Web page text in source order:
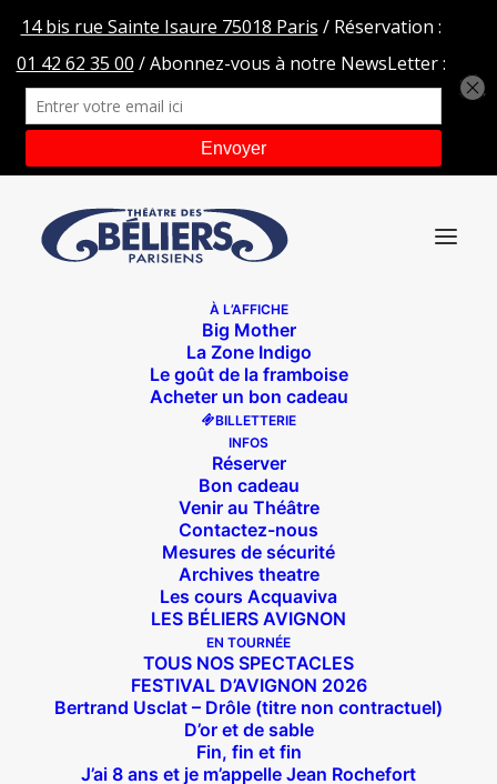
À L’AFFICHE
Big Mother
La Zone Indigo
Le goût de la framboise
Acheter un bon cadeau
BILLETTERIE
INFOS
Réserver
Bon cadeau
Venir au Théâtre
Contactez-nous
Mesures de sécurité
Archives theatre
Les cours Acquaviva
LES BÉLIERS AVIGNON
EN TOURNÉE
TOUS NOS SPECTACLES
FESTIVAL D’AVIGNON 2026
Bertrand Usclat – Drôle (titre non contractuel)
D’or et de sable
Fin, fin et fin
J’ai 8 ans et je m’appelle Jean Rochefort
LMFM-TDBA-WEB-bd
Les béliers en tournée LMFM-TDBA-WEB-bd